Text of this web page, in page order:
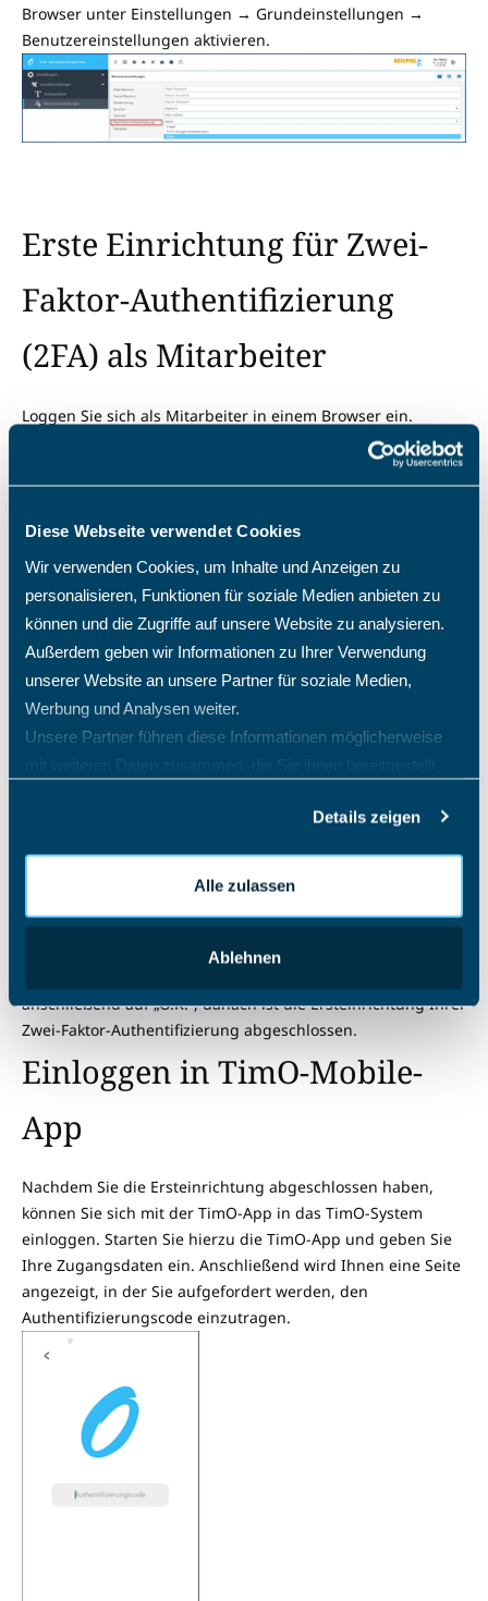
Diese Webseite verwendet Cookies
Wir verwenden Cookies, um Inhalte und Anzeigen zu
personalisieren, Funktionen für soziale Medien anbieten zu
können und die Zugriffe auf unsere Website zu analysieren.
Außerdem geben wir Informationen zu Ihrer Verwendung
unserer Website an unsere Partner für soziale Medien,
Werbung und Analysen weiter.
Unsere Partner führen diese Informationen möglicherweise
mit weiteren Daten zusammen, die Sie ihnen bereitgestellt
Details zeigen
Alle zulassen
Ablehnen
Browser unter Einstellungen → Grundeinstellungen →
Benutzereinstellungen aktivieren.
Erste Einrichtung für Zwei-
Faktor-Authentifizierung
(2FA) als Mitarbeiter
Loggen Sie sich als Mitarbeiter in einem Browser ein.
Anschließend wird Ihnen eine Seite angezeigt, in der ein
Feld für einen Code und ein QR-Code zu sehen ist.
Faktor-Authentifizierungs-App (z. B. Google Authenticator)
und scannen Sie den im Browser sichtbaren QR-Code. Nach
dem Einscannen wird Ihnen ein Code angezeigt, den Sie im
anschließend auf „O.K.“, danach ist die Ersteinrichtung Ihrer
Zwei-Faktor-Authentifizierung abgeschlossen.
Einloggen in TimO-Mobile-
App
Nachdem Sie die Ersteinrichtung abgeschlossen haben,
können Sie sich mit der TimO-App in das TimO-System
einloggen. Starten Sie hierzu die TimO-App und geben Sie
Ihre Zugangsdaten ein. Anschließend wird Ihnen eine Seite
angezeigt, in der Sie aufgefordert werden, den
Authentifizierungscode einzutragen.